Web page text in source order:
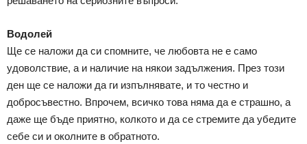
Водолей
Ще се наложи да си спомните, че любовта не е само
удоволствие, а и наличие на някои задължения. През този
ден ще се наложи да ги изпълнявате, и то честно и
добросъвестно. Впрочем, всичко това няма да е страшно, а
даже ще бъде приятно, колкото и да се стремите да убедите
себе си и околните в обратното.